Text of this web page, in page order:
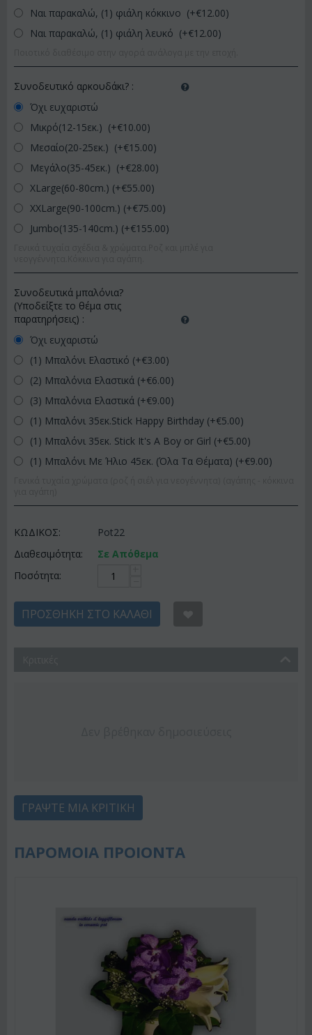
Ναι παρακαλώ, (1) φιάλη κόκκινο (+€12.00)
Ναι παρακαλώ, (1) φιάλη λευκό (+€12.00)
Συνοδευτικό αρκουδάκι? :
Όχι ευχαριστώ
Μικρό(12-15εκ.) (+€10.00)
Μεσαίο(20-25εκ.) (+€15.00)
Μεγάλο(35-45εκ.) (+€28.00)
XLarge(60-80cm.) (+€55.00)
XXLarge(90-100cm.) (+€75.00)
Jumbo(135-140cm.) (+€155.00)
Συνοδευτικά μπαλόνια?
(Υποδείξτε το θέμα στις
παρατηρήσεις) :
Όχι ευχαριστώ
(1) Μπαλόνι Ελαστικό (+€3.00)
(2) Μπαλόνια Ελαστικά (+€6.00)
(3) Μπαλόνια Ελαστικά (+€9.00)
(1) Μπαλόνι 35εκ.Stick Happy Birthday (+€5.00)
(1) Μπαλόνι 35εκ. Stick It's A Boy or Girl (+€5.00)
(1) Μπαλόνι Με Ήλιο 45εκ. (Όλα Τα Θέματα) (+€9.00)
ΚΩΔΙΚΟΣ:
Pot22
Διαθεσιμότητα:
Σε Απόθεμα
Ποσότητα:
ΠΡΟΣΘΉΚΗ ΣΤΟ ΚΑΛΆΘΙ
ΓΡΆΨΤΕ ΜΙΑ ΚΡΙΤΙΚΉ
ΠΑΡΟΜΟΙΑ ΠΡΟΙΟΝΤΑ